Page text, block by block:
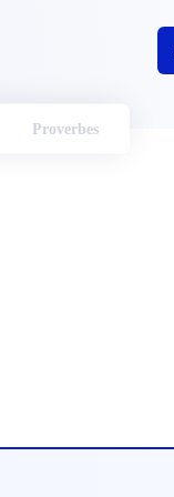
Proverbes